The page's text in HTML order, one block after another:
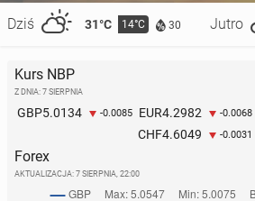
Dziś 31°C 14°C 30 Jutro
Kurs NBP
Z DNIA: 7 SIERPNIA
GBP5.0134 -0.0085 EUR4.2982 -0.0068
CHF4.6049 -0.0031
Forex
AKTUALIZACJA: 7 SIERPNIA, 22:00